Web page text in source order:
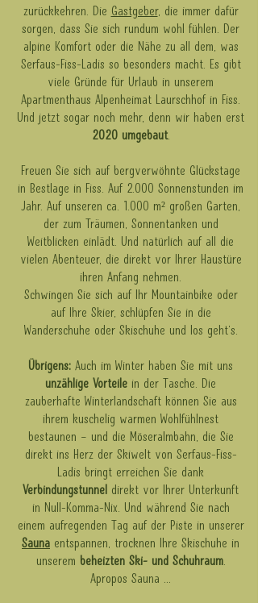
zurückkehren. Die Gastgeber, die immer dafür
sorgen, dass Sie sich rundum wohl fühlen. Der
alpine Komfort oder die Nähe zu all dem, was
Serfaus-Fiss-Ladis so besonders macht. Es gibt
viele Gründe für Urlaub in unserem
Apartmenthaus Alpenheimat Laurschhof in Fiss.
Und jetzt sogar noch mehr, denn wir haben erst
2020 umgebaut.
Freuen Sie sich auf bergverwöhnte Glückstage
in Bestlage in Fiss. Auf 2.000 Sonnenstunden im
Jahr. Auf unseren ca. 1.000 m² großen Garten,
der zum Träumen, Sonnentanken und
Weitblicken einlädt. Und natürlich auf all die
vielen Abenteuer, die direkt vor Ihrer Haustüre
ihren Anfang nehmen.
Schwingen Sie sich auf Ihr Mountainbike oder
auf Ihre Skier, schlüpfen Sie in die
Wanderschuhe oder Skischuhe und los geht’s.
Übrigens: Auch im Winter haben Sie mit uns
unzählige Vorteile in der Tasche. Die
zauberhafte Winterlandschaft können Sie aus
ihrem kuschelig warmen Wohlfühlnest
bestaunen – und die Möseralmbahn, die Sie
direkt ins Herz der Skiwelt von Serfaus-Fiss-
Ladis bringt erreichen Sie dank
Verbindungstunnel direkt vor Ihrer Unterkunft
in Null-Komma-Nix. Und während Sie nach
einem aufregenden Tag auf der Piste in unserer
Sauna entspannen, trocknen Ihre Skischuhe in
unserem beheizten Ski- und Schuhraum.
Apropos Sauna …